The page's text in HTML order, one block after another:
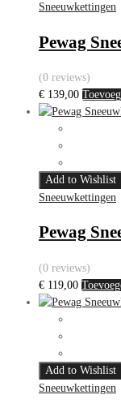
Sneeuwkettingen
Pewag
(0 reviews)
€ 139,00
Add to Wishlist
Sneeuwkettingen
Pewag
(0 reviews)
€ 119,00
Add to Wishlist
Sneeuwkettingen